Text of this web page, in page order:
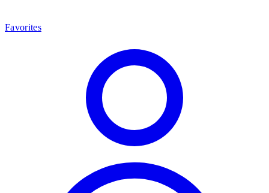
Favorites